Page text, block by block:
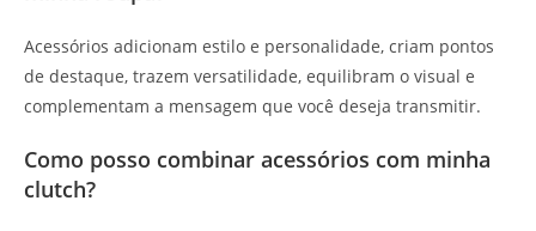
Acessórios adicionam estilo e personalidade, criam pontos
de destaque, trazem versatilidade, equilibram o visual e
complementam a mensagem que você deseja transmitir.
Como posso combinar acessórios com minha
clutch?